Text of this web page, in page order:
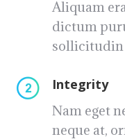
Aliquam
dictum
sollicitudin
Integrity
Nam eget
neque at,